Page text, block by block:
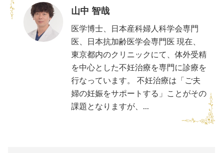
山中 智哉
医学博士、日本産科婦人科学会専門
医、日本抗加齢医学会専門医 現在、
東京都内のクリニックにて、体外受精
を中心とした不妊治療を専門に診療を
行なっています。 不妊治療は「ご夫
婦の妊娠をサポートする」ことがその
課題となりますが、...